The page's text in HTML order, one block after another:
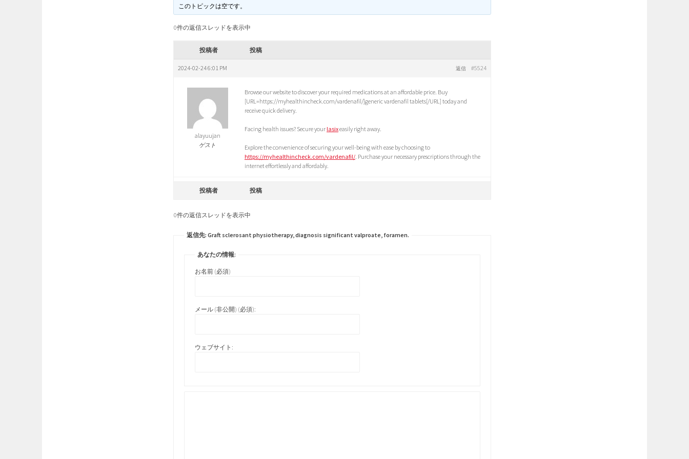
このトピックは空です。
0件の返信スレッドを表示中
投稿者 投稿
2024-02-24 6:01 PM #5524
返信
alayuujan
ゲスト
Browse our website to discover your required medications at an affordable price. Buy
[URL=https://myhealthincheck.com/vardenafil/]generic vardenafil tablets[/URL] today and
receive quick delivery.
Facing health issues? Secure your lasixeasily right away.
Explore the convenience of securing your well-being with ease by choosing to
https://myhealthincheck.com/vardenafil/. Purchase your necessary prescriptions through the
internet effortlessly and affordably.
投稿者 投稿
0件の返信スレッドを表示中
返信先: Graft sclerosant physiotherapy, diagnosis significant valproate, foramen.
あなたの情報:
お名前 (必須)
メール (非公開) (必須):
ウェブサイト: